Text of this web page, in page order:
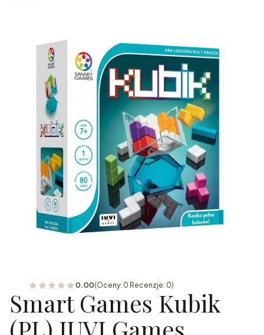
0.00(Oceny: 0 Recenzje: 0)
Smart Games Kubik
(PL) IUVI Games